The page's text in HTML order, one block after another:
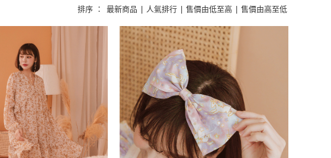
排序 ： 最新商品 人氣排行 售價由低至高 售價由高至低